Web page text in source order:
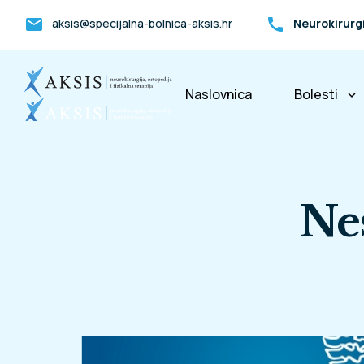
mail aksis@specijalna-bolnica-aksis.hr call
Naslovnica Bolesti keyboard_arrow_down